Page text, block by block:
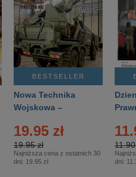
BESTSELLER
Nowa Technika
Wojskowa –
19.95 zł
19.95 zł
Najniższa cena z ostatnich 30
dni: 19.95 zł
11.90
dni: